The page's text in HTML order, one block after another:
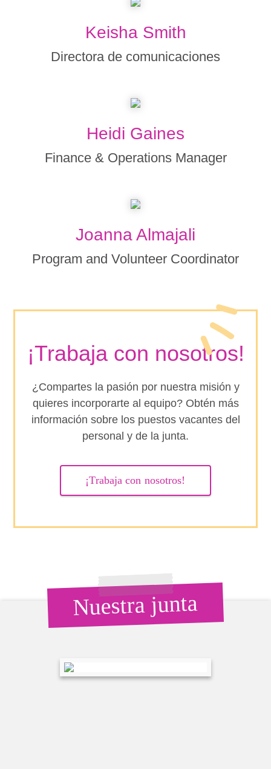
Keisha Smith
Directora de comunicaciones
Heidi Gaines
Finance & Operations Manager
Joanna Almajali
Program and Volunteer Coordinator
¡Trabaja con nosotros!
¿Compartes la pasión por nuestra misión y
quieres incorporarte al equipo? Obtén más
información sobre los puestos vacantes del
personal y de la junta.
¡Trabaja con nosotros!
Nuestra junta